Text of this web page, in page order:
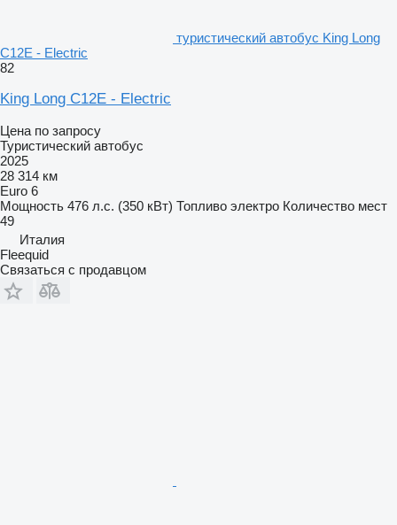
туристический автобус King Long
C12E - Electric
82
King Long C12E - Electric
Цена по запросу
Туристический автобус
2025
28 314 км
Euro 6
Мощность 476 л.с. (350 кВт) Топливо электро Количество мест
49
Италия
Fleequid
Связаться с продавцом